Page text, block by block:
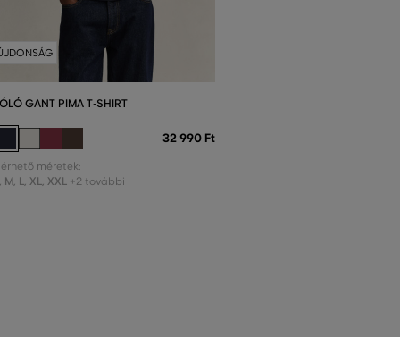
GANT PIMA T-SHIRT
32 990 Ft
méretek:
, M, L, XL, XXL +2 további